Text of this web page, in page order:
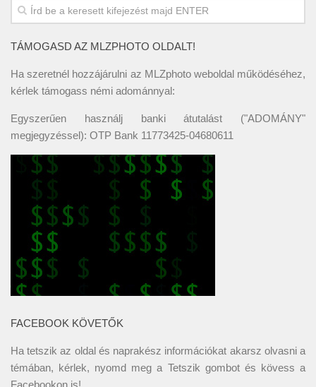
TÁMOGASD AZ MLZPHOTO OLDALT!
Ha szeretnél hozzájárulni az MLZphoto weboldal működéséhez,
kérlek támogass némi adománnyal:
Egyszerűen használj banki átutalást ("ADOMÁNY"
megjegyzéssel): OTP Bank 11773425-04680611
FACEBOOK KÖVETŐK
Ha tetszik az oldal és naprakész információkat akarsz olvasni a
témában, kérlek, nyomd meg a Tetszik gombot és kövess a